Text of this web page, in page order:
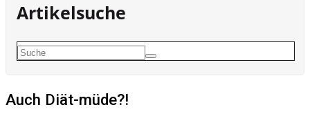
Artikelsuche
Auch Diät-müde?!